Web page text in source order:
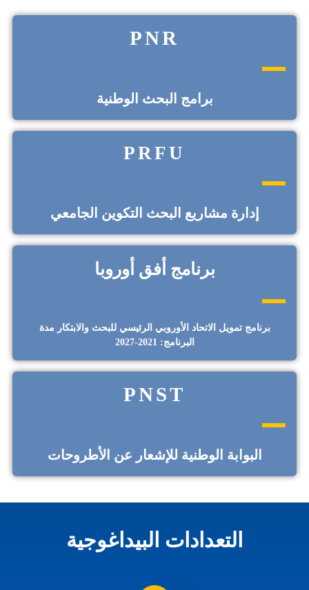
PNR
برامج البحث الوطنية
PRFU
إدارة مشاريع البحث التكوين الجامعي
برنامج أفق أوروبا
برنامج تمويل الاتحاد الأوروبي الرئيسي للبحث والابتكار مدة
البرنامج: 2021-2027
PNST
البوابة الوطنية للإشعار عن الأطروحات
التعدادات البيداغوجية